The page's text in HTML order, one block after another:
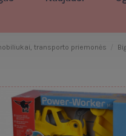
transporto priemonės